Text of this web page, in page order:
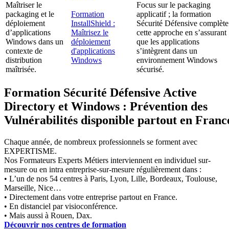
Maîtriser le
packaging et le
déploiement
d’applications
Windows dans un
contexte de
distribution
maîtrisée.
Formation
InstallShield :
Maîtrisez le
déploiement
d'applications
Windows
Focus sur le packaging
applicatif ; la formation
Sécurité Défensive complète
cette approche en s’assurant
que les applications
s’intègrent dans un
environnement Windows
sécurisé.
Formation Sécurité Défensive Active
Directory et Windows : Prévention des
Vulnérabilités disponible partout en
Chaque année, de nombreux professionnels se forment avec
EXPERTISME.
Nos Formateurs Experts Métiers interviennent en individuel sur-
mesure ou en intra entreprise-sur-mesure régulièrement dans :
• L’un de nos 54 centres à Paris, Lyon, Lille, Bordeaux, Toulouse,
Marseille, Nice…
• Directement dans votre entreprise partout en France.
• En distanciel par visioconférence.
• Mais aussi à Rouen, Dax.
Découvrir nos centres de formation